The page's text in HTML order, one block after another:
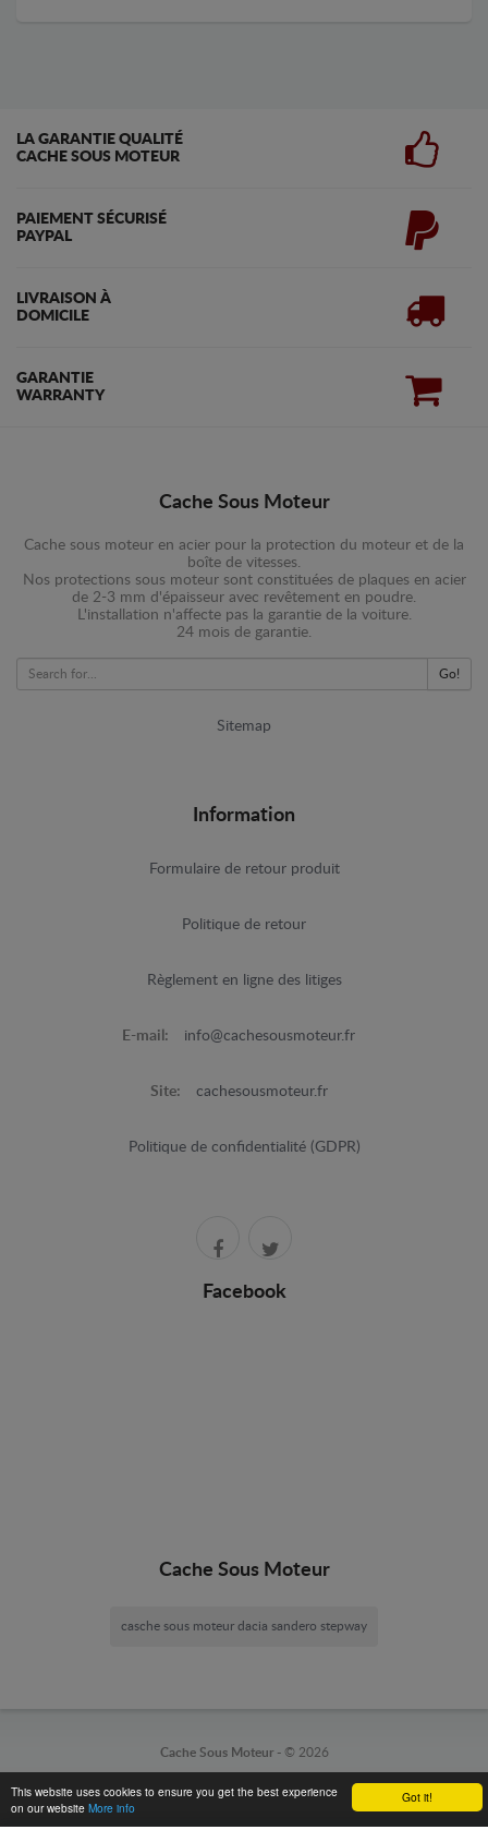
Got it!
This website uses cookies to ensure you get the best experience
on our website More info
LA GARANTIE QUALITÉ
CACHE SOUS MOTEUR
PAIEMENT SÉCURISÉ
PAYPAL
LIVRAISON À
DOMICILE
GARANTIE
WARRANTY
Cache Sous Moteur
Cache sous moteur en acier pour la protection du moteur et de la
boîte de vitesses.
Nos protections sous moteur sont constituées de plaques en acier
de 2-3 mm d'épaisseur avec revêtement en poudre.
L'installation n'affecte pas la garantie de la voiture.
24 mois de garantie.
Go!
Sitemap
Information
Formulaire de retour produit
Politique de retour
Règlement en ligne des litiges
E-mail: info@cachesousmoteur.fr
Site: cachesousmoteur.fr
Politique de confidentialité (GDPR)
Facebook
Cache Sous Moteur
casche sous moteur dacia sandero stepway
Cache Sous Moteur - © 2026